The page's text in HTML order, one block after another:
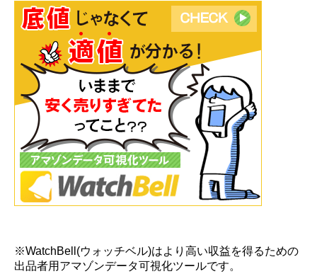
※WatchBell(ウォッチベル)はより高い収益を得るための
出品者用アマゾンデータ可視化ツールです。